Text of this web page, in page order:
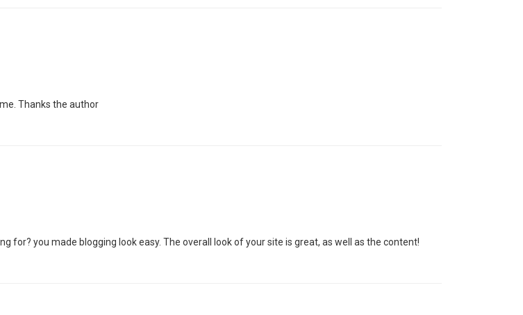
Thanks the author
for? you made blogging look easy. The overall look of your site is great, as well as the content!